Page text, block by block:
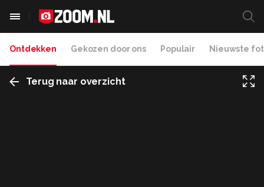
Ontdekken Gekozen door ons Populair Nieuwste
Terug naar overzicht